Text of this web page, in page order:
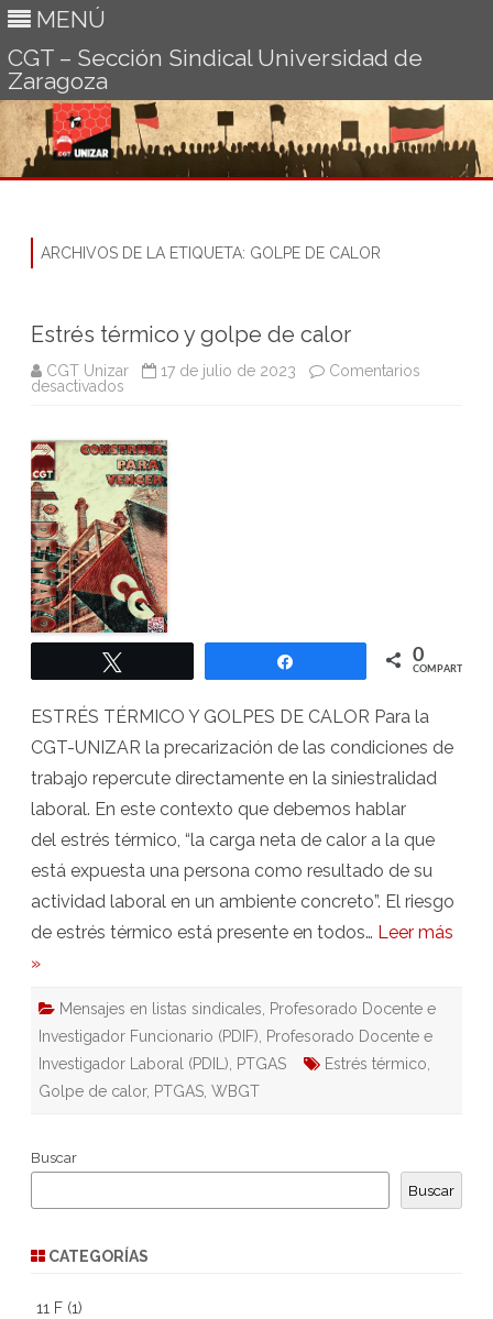
MENÚ
CGT – Sección Sindical Universidad de
Zaragoza
ARCHIVOS DE LA ETIQUETA: GOLPE DE CALOR
Estrés térmico y golpe de calor
CGT Unizar 17 de julio de 2023
Comentarios
desactivados
golpe
de
calor
0
COMPARTIR
ESTRÉS TÉRMICO Y GOLPES DE CALOR Para la
CGT-UNIZAR la precarización de las condiciones de
trabajo repercute directamente en la siniestralidad
laboral. En este contexto que debemos hablar
del estrés térmico, “la carga neta de calor a la que
está expuesta una persona como resultado de su
actividad laboral en un ambiente concreto”. El riesgo
de estrés térmico está presente en todos… Leer más
»
Mensajes en listas sindicales, Profesorado Docente e
Investigador Funcionario (PDIF), Profesorado Docente e
Investigador Laboral (PDIL), PTGAS Estrés térmico,
Golpe de calor, PTGAS, WBGT
Buscar
Buscar
CATEGORÍAS
11 F (1)